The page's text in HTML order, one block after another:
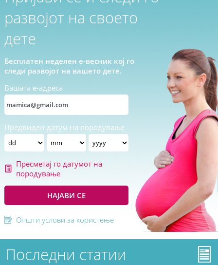
развојот на своето
дете
Бесплатен неделен е-весник кој го
следи развојот на вашето дете.
Вашата е-адреса
Предвиден датум на породување
Пресметај го датумот на
породување
НАЈАВИ СЕ
Општи услови за користење
Последни статии